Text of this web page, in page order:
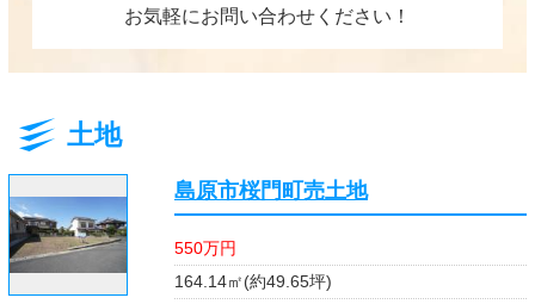
お気軽にお問い合わせください！
土地
島原市桜門町売土地
550万円
164.14㎡(約49.65坪)